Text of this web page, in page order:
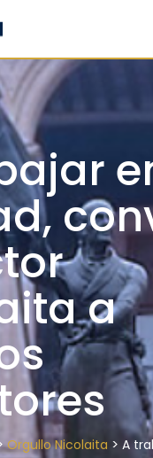
a
Orgullo Nicolaita > A